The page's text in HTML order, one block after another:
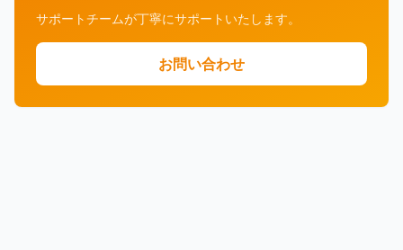
サポートチームが丁寧にサポートいたします。
お問い合わせ